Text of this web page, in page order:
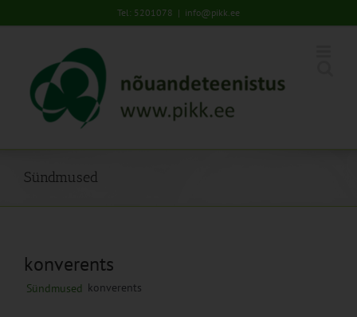
to
Tel: 5201078 | info@pikk.ee
Sündmused
konverents
Sündmused konverents